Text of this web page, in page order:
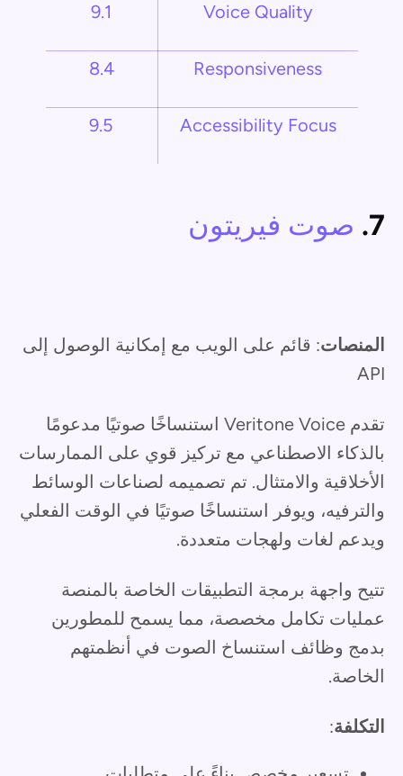
Voice Quality
9.1
Responsiveness
8.4
Accessibility Focus
9.5
7. صوت فيريتون
المنصات: قائم على الويب مع إمكانية الوصول إلى
API
تقدم Veritone Voice استنساخًا صوتيًا مدعومًا
بالذكاء الاصطناعي مع تركيز قوي على الممارسات
الأخلاقية والامتثال. تم تصميمه لصناعات الوسائط
والترفيه، ويوفر استنساخًا صوتيًا في الوقت الفعلي
ويدعم لغات ولهجات متعددة.
تتيح واجهة برمجة التطبيقات الخاصة بالمنصة
عمليات تكامل مخصصة، مما يسمح للمطورين
بدمج وظائف استنساخ الصوت في أنظمتهم
الخاصة.
التكلفة: